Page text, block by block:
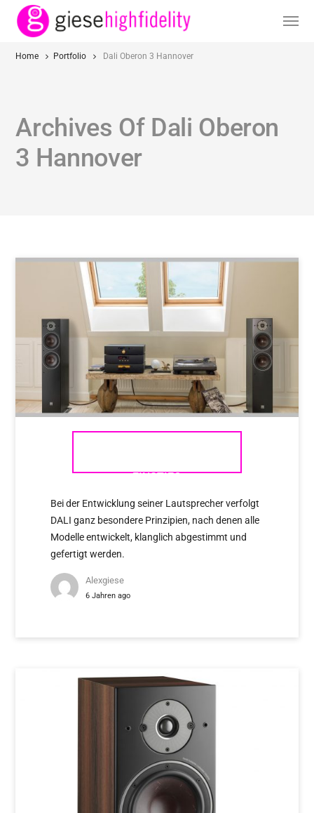
Home Portfolio Dali Oberon 3 Hannover
Archives Of Dali Oberon
3 Hannover
EINSTIEG
Bei der Entwicklung seiner Lautsprecher verfolgt
DALI ganz besondere Prinzipien, nach denen alle
Modelle entwickelt, klanglich abgestimmt und
gefertigt werden.
Alexgiese
6 Jahren ago